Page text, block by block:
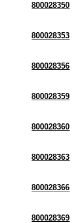
800028350
800028353
800028356
800028359
800028360
800028363
800028366
800028369